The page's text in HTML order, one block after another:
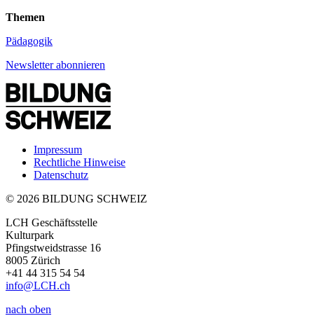
Themen
Pädagogik
Newsletter abonnieren
Impressum
Rechtliche Hinweise
Datenschutz
© 2026 BILDUNG SCHWEIZ
LCH Geschäftsstelle
Kulturpark
Pfingstweidstrasse 16
8005 Zürich
+41 44 315 54 54
info@LCH.ch
nach oben